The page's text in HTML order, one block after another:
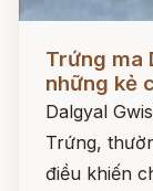
Trứng ma
những kẻ
Dalgyal
Trứng,
điều khiến